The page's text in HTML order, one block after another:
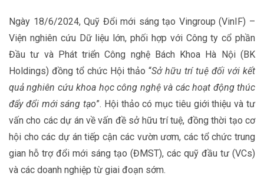
Ngày 18/6/2024, Quỹ Đổi mới sáng tạo Vingroup (VinIF) –
Viện nghiên cứu Dữ liệu lớn, phối hợp với Công ty cổ phần
Đầu tư và Phát triển Công nghệ Bách Khoa Hà Nội (BK
Holdings) đồng tổ chức Hội thảo “Sở hữu trí tuệ đối với kết
quả nghiên cứu khoa học công nghệ và các hoạt động thúc
đẩy đổi mới sáng tạo”. Hội thảo có mục tiêu giới thiệu và tư
vấn cho các dự án về vấn đề sở hữu trí tuệ, đồng thời tạo cơ
hội cho các dự án tiếp cận các vườn ươm, các tổ chức trung
gian hỗ trợ đổi mới sáng tạo (ĐMST), các quỹ đầu tư (VCs)
và các doanh nghiệp từ giai đoạn sớm.